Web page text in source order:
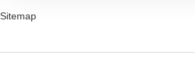
Sitemap